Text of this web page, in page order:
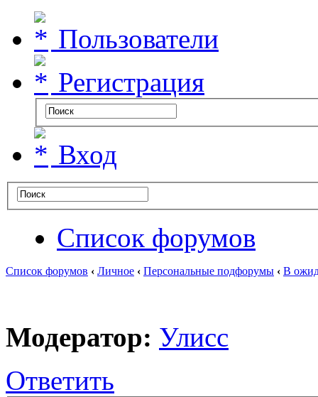
Пользователи
Регистрация
Вход
Список форумов
Список форумов ‹ Личное ‹ Персональные подфорумы ‹ В
Модератор: Улисс
Ответить